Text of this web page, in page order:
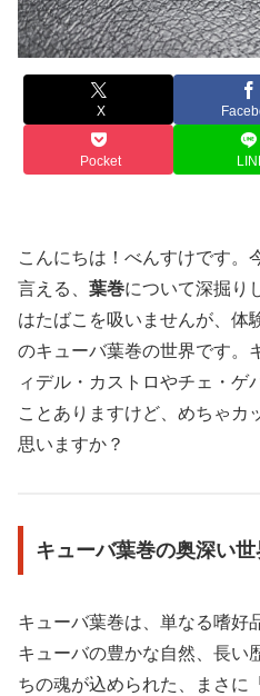
X
Pocket
こんにちは！べんすけです。
言える、 葉巻について深掘り
はたばこを吸いませんが、体
のキューバ葉巻の世界です。
ィデル・カストロやチェ・ゲ
ことありますけど、めちゃカ
思いますか？
キューバ葉巻の奥深い世
キューバ葉巻は、単なる嗜好
キューバの豊かな自然、長い
ちの魂が込められた、まさに